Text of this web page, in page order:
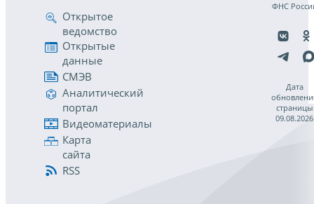
Открытое
ведомство
Открытые
данные
СМЭВ
Аналитический
портал
Видеоматериалы
Карта
сайта
RSS
ФНС
Дата
страницы
09.08.2026